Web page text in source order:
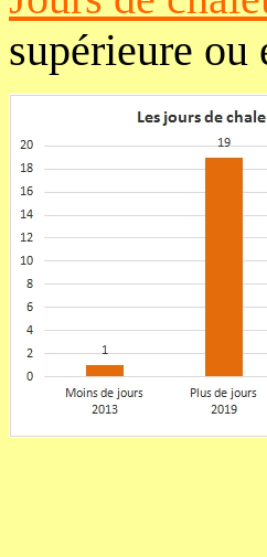
supérieure ou